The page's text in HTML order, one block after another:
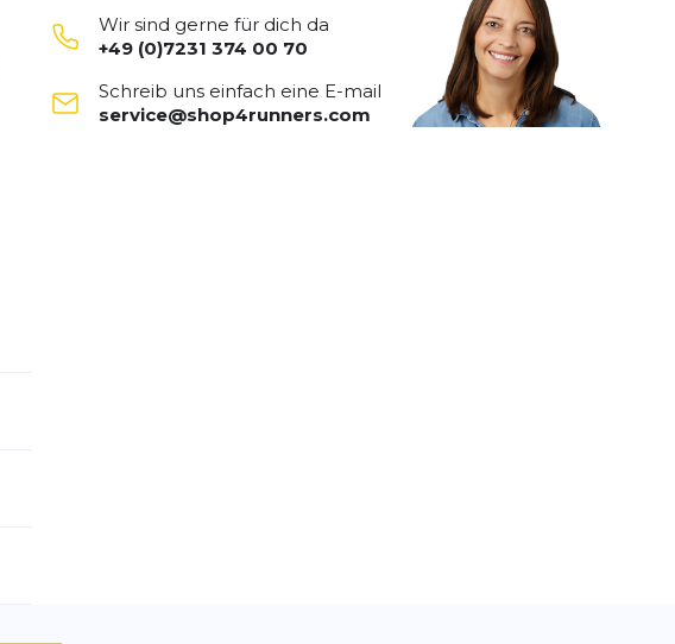
Wir sind gerne für dich da
+49 (0)7231 374 00 70
Schreib uns einfach eine E-mail
service@shop4runners.com